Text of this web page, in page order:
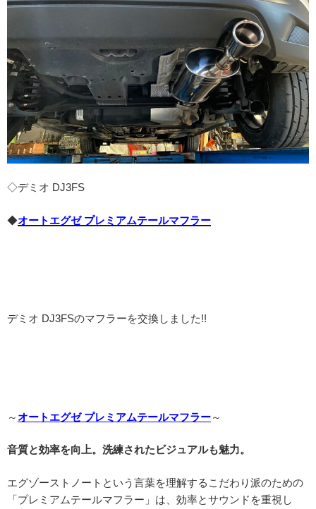
◇デミオ DJ3FS
◆オートエグゼ プレミアムテールマフラー
デミオ DJ3FSのマフラーを交換しました!!
～オートエグゼ プレミアムテールマフラー～
音質と効率を向上。洗練されたビジュアルも魅力。
エグゾーストノートという言葉を理解するこだわり派のための
「プレミアムテールマフラー」は、効率とサウンドを重視し